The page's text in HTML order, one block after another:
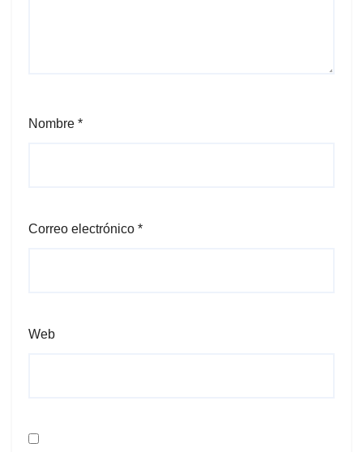
Nombre *
Correo electrónico *
Web